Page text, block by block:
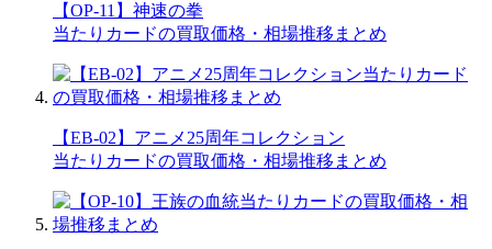
【OP-11】神速の拳
当たりカードの買取価格・相場推移まとめ
【EB-02】アニメ25周年コレクション
当たりカードの買取価格・相場推移まとめ